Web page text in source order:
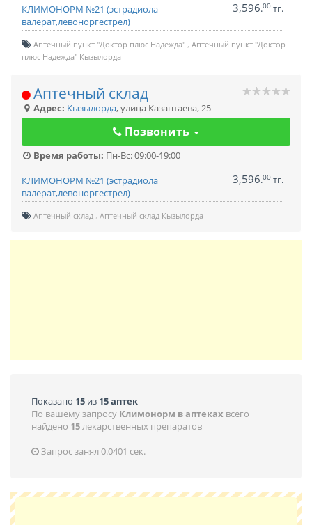
КЛИМОНОРМ №21 (эстрадиола
валерат,левоноргестрел)
3,596.00 тг.
Аптечный пункт "Доктор плюс Надежда" Аптечный пункт "Доктор
плюс Надежда" Кызылорда
Аптечный склад
Адрес: Кызылорда,улица Казантаева, 25
Позвонить
Время работы: Пн-Вс: 09:00-19:00
КЛИМОНОРМ №21 (эстрадиола
валерат,левоноргестрел)
3,596.00 тг.
Аптечный склад Аптечный склад Кызылорда
Показано 15 из 15 аптек
По вашему запросу Климонорм в аптеках всего
найдено 15лекарственных препаратов
Запрос занял 0.0401 сек.